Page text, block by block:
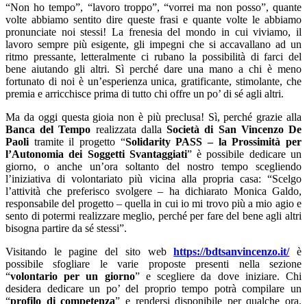
“Non ho tempo”, “lavoro troppo”, “vorrei ma non posso”, quante
volte abbiamo sentito dire queste frasi e quante volte le abbiamo
pronunciate noi stessi! La frenesia del mondo in cui viviamo, il
lavoro sempre più esigente, gli impegni che si accavallano ad un
ritmo pressante, letteralmente ci rubano la possibilità di farci del
bene aiutando gli altri. Sì perché dare una mano a chi è meno
fortunato di noi è un’esperienza unica, gratificante, stimolante, che
premia e arricchisce prima di tutto chi offre un po’ di sé agli altri.
Ma da oggi questa gioia non è più preclusa! Sì, perché grazie alla
Banca del Tempo realizzata dallaSocietà di San Vincenzo De
Paoli tramite il progetto “Solidarity PASS – la Prossimità per
l’Autonomia dei Soggetti Svantaggiati” è possibile dedicare un
giorno, o anche un’ora soltanto del nostro tempo scegliendo
l’iniziativa di volontariato più vicina alla propria casa: “Scelgo
l’attività che preferisco svolgere – ha dichiarato Monica Galdo,
responsabile del progetto – quella in cui io mi trovo più a mio agio e
sento di potermi realizzare meglio, perché per fare del bene agli altri
bisogna partire da sé stessi”.
Visitando le pagine del sito webhttps://bdtsanvincenzo.it/è
possibile sfogliare le varie proposte presenti nella sezione
“volontario per un giorno” e scegliere da dove iniziare. Chi
desidera dedicare un po’ del proprio tempo potrà compilare un
“profilo di competenza” e rendersi disponibile per qualche ora.